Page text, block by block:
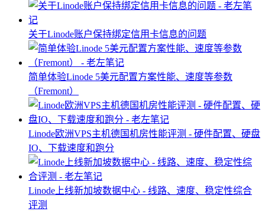
关于Linode账户保持绑定信用卡信息的问题
简单体验Linode 5美元配置方案性能、速度等参数
（Fremont）
Linode欧洲VPS主机德国机房性能评测 - 硬件配置、硬盘
IO、下载速度和跑分
Linode上线新加坡数据中心 - 线路、速度、稳定性综合
评测